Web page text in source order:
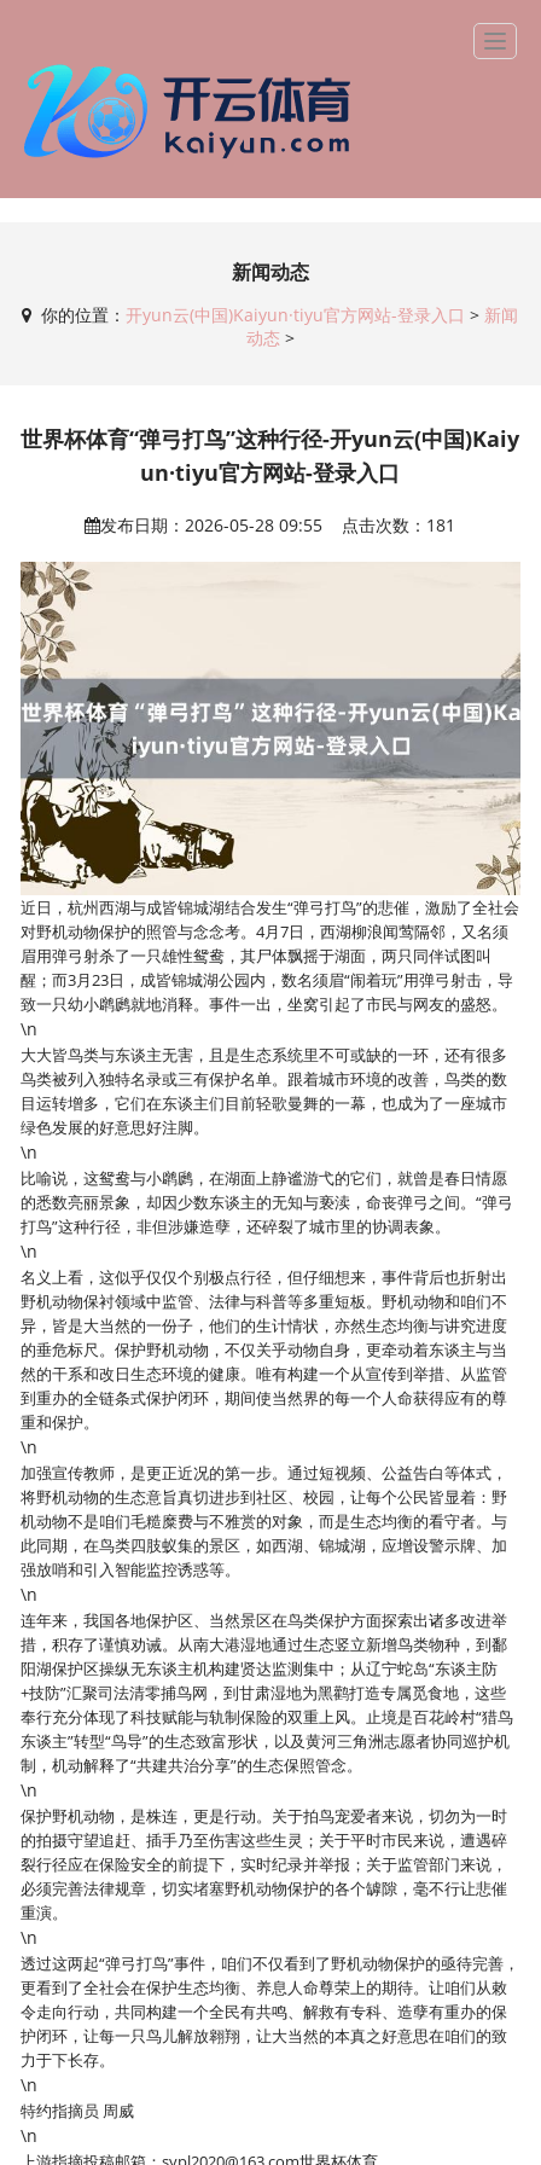
新闻动态
你的位置：开yun云(中国)Kaiyun·tiyu官方网站-登录入口 > 新闻
动态 >
世界杯体育“弹弓打鸟”这种行径-开yun云(中国)Kaiy
un·tiyu官方网站-登录入口
发布日期：2026-05-28 09:55 点击次数：181
近日，杭州西湖与成皆锦城湖结合发生“弹弓打鸟”的悲催，激励了全社会
对野机动物保护的照管与念念考。4月7日，西湖柳浪闻莺隔邻，又名须
眉用弹弓射杀了一只雄性鸳鸯，其尸体飘摇于湖面，两只同伴试图叫
醒；而3月23日，成皆锦城湖公园内，数名须眉“闹着玩”用弹弓射击，导
致一只幼小䴙䴘就地消释。事件一出，坐窝引起了市民与网友的盛怒。
\n
大大皆鸟类与东谈主无害，且是生态系统里不可或缺的一环，还有很多
鸟类被列入独特名录或三有保护名单。跟着城市环境的改善，鸟类的数
目运转增多，它们在东谈主们目前轻歌曼舞的一幕，也成为了一座城市
绿色发展的好意思好注脚。
\n
比喻说，这鸳鸯与小䴙䴘，在湖面上静谧游弋的它们，就曾是春日情愿
的悉数亮丽景象，却因少数东谈主的无知与亵渎，命丧弹弓之间。“弹弓
打鸟”这种行径，非但涉嫌造孽，还碎裂了城市里的协调表象。
\n
名义上看，这似乎仅仅个别极点行径，但仔细想来，事件背后也折射出
野机动物保衬领域中监管、法律与科普等多重短板。野机动物和咱们不
异，皆是大当然的一份子，他们的生计情状，亦然生态均衡与讲究进度
的垂危标尺。保护野机动物，不仅关乎动物自身，更牵动着东谈主与当
然的干系和改日生态环境的健康。唯有构建一个从宣传到举措、从监管
到重办的全链条式保护闭环，期间使当然界的每一个人命获得应有的尊
重和保护。
\n
加强宣传教师，是更正近况的第一步。通过短视频、公益告白等体式，
将野机动物的生态意旨真切进步到社区、校园，让每个公民皆显着：野
机动物不是咱们毛糙糜费与不雅赏的对象，而是生态均衡的看守者。与
此同期，在鸟类四肢蚁集的景区，如西湖、锦城湖，应增设警示牌、加
强放哨和引入智能监控诱惑等。
\n
连年来，我国各地保护区、当然景区在鸟类保护方面探索出诸多改进举
措，积存了谨慎劝诫。从南大港湿地通过生态竖立新增鸟类物种，到鄱
阳湖保护区操纵无东谈主机构建贤达监测集中；从辽宁蛇岛“东谈主防
+技防”汇聚司法清零捕鸟网，到甘肃湿地为黑鹳打造专属觅食地，这些
奉行充分体现了科技赋能与轨制保险的双重上风。止境是百花岭村“猎鸟
东谈主”转型“鸟导”的生态致富形状，以及黄河三角洲志愿者协同巡护机
制，机动解释了“共建共治分享”的生态保照管念。
\n
保护野机动物，是株连，更是行动。关于拍鸟宠爱者来说，切勿为一时
的拍摄守望追赶、插手乃至伤害这些生灵；关于平时市民来说，遭遇碎
裂行径应在保险安全的前提下，实时纪录并举报；关于监管部门来说，
必须完善法律规章，切实堵塞野机动物保护的各个罅隙，毫不行让悲催
重演。
\n
透过这两起“弹弓打鸟”事件，咱们不仅看到了野机动物保护的亟待完善，
更看到了全社会在保护生态均衡、养息人命尊荣上的期待。让咱们从敕
令走向行动，共同构建一个全民有共鸣、解救有专科、造孽有重办的保
护闭环，让每一只鸟儿解放翱翔，让大当然的本真之好意思在咱们的致
力于下长存。
\n
特约指摘员 周威
\n